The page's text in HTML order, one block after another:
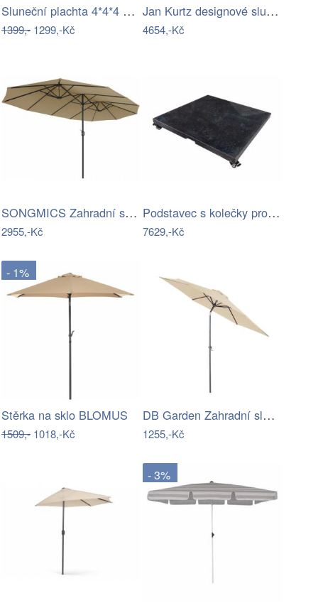
Sluneční plachta 4*4*4 m bílá
1399,- 1299,-Kč
Jan Kurtz designové slunečníky Elba…
4654,-Kč
SONGMICS Zahradní slunečník Lyre šedý
2955,-Kč
Podstavec s kolečky pro slunečníky…
7629,-Kč
- 1%
Stěrka na sklo BLOMUS
1509,- 1018,-Kč
DB Garden Zahradní slunečník Gemma…
1255,-Kč
- 3%